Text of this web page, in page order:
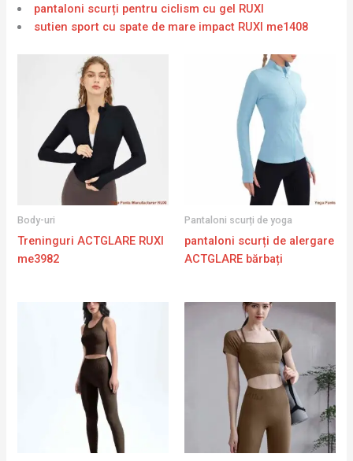
pantaloni scurți pentru ciclism cu gel RUXI
sutien sport cu spate de mare impact RUXI me1408
Body-uri
Treninguri ACTGLARE RUXI
me3982
Pantaloni scurți de yoga
pantaloni scurți de alergare
ACTGLARE bărbați